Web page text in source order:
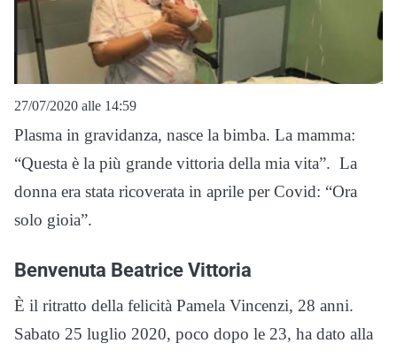
27/07/2020 alle 14:59
Plasma in gravidanza, nasce la bimba. La mamma:
“Questa è la più grande vittoria della mia vita”. La
donna era stata ricoverata in aprile per Covid: “Ora
solo gioia”.
Benvenuta Beatrice Vittoria
È il ritratto della felicità Pamela Vincenzi, 28 anni.
Sabato 25 luglio 2020, poco dopo le 23, ha dato alla